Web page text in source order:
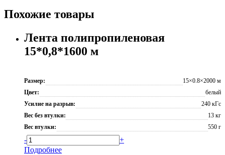
Похожие товары
Лента полипропиленовая
15*0,8*1600 м
Размер:
15×0.8×2000 м
Цвет:
белый
Усилие на разрыв:
240 кГс
Вес без втулки:
13 кг
Вес втулки:
550 г
-
+
Подробнее